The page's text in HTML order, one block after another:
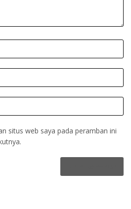
situs web saya pada peramban ini